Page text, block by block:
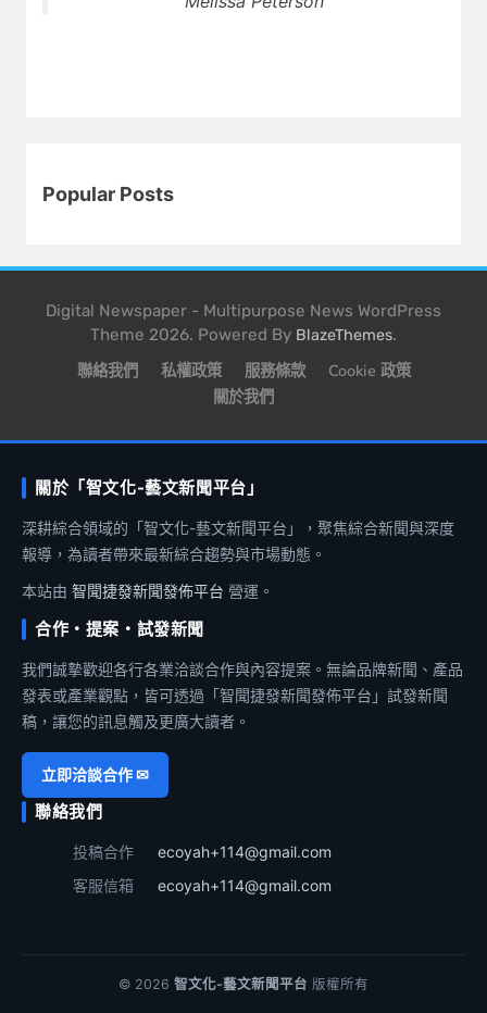
Popular Posts
Digital Newspaper - Multipurpose News WordPress
Theme 2026. Powered By BlazeThemes.
聯絡我們 私權政策 服務條款
Cookie 政策
關於我們
關於「智文化-藝文新聞平台」
深耕綜合領域的「智文化-藝文新聞平台」，聚焦綜合新聞與深度
報導，為讀者帶來最新綜合趨勢與市場動態。
本站由 智聞捷發新聞發佈平台 營運。
合作・提案・試發新聞
我們誠摯歡迎各行各業洽談合作與內容提案。無論品牌新聞、產品
發表或產業觀點，皆可透過「智聞捷發新聞發佈平台」試發新聞
稿，讓您的訊息觸及更廣大讀者。
立即洽談合作 ✉
聯絡我們
投稿合作
ecoyah+114@gmail.com
客服信箱
ecoyah+114@gmail.com
© 2026 智文化-藝文新聞平台 版權所有